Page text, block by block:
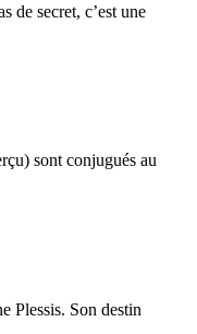
de secret, c’est une
sont conjugués au
Plessis. Son destin